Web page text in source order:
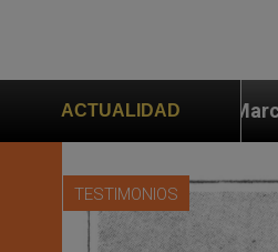
ACTUALIDAD
ante persecución de
TESTIMONIOS